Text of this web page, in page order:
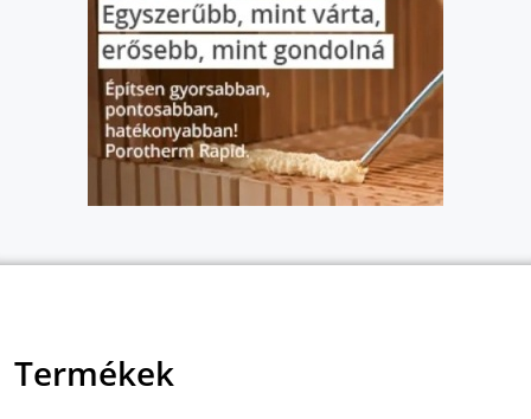
Termékek